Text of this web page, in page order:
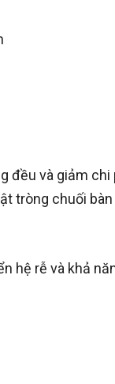
đều và giảm
tròng chuối
hệ rễ và khả